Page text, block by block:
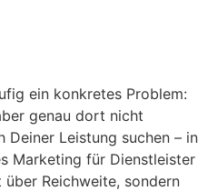
ein konkretes Problem:
genau dort nicht
Deiner Leistung suchen – in
Marketing für Dienstleister
Reichweite, sondern